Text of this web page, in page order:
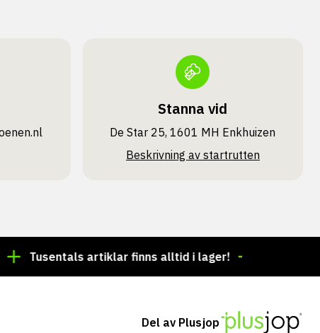
Stanna vid
De Star 25, 1601 MH Enkhuizen
Beskrivning av startrutten
artiklar finns alltid i lager! Beställning före
Del av Plusjop